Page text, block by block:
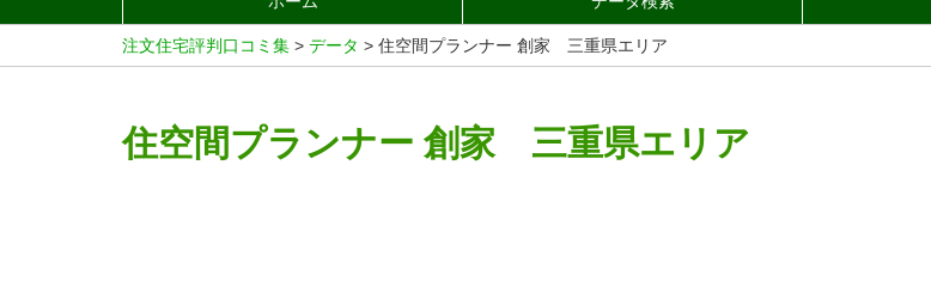
注文住宅評判口コミ集 > データ > 住空間プランナー 創家 三重県エリア
住空間プランナー 創家 三重県エリア